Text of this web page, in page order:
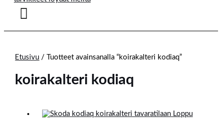
Etusivu / Tuotteet avainsanalla “koirakalteri kodiaq”
koirakalteri kodiaq
Loppu